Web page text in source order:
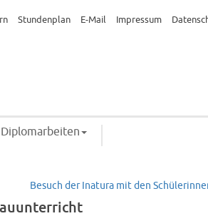
Stundenplan E-Mail Impressum
Diplomarbeiten
Besuch der Inatura mit den